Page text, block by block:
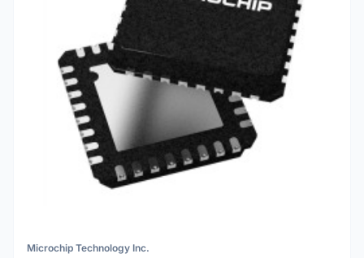
Microchip Technology Inc.